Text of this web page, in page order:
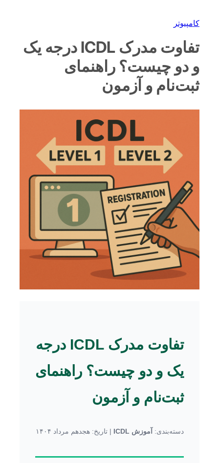
کامپیوتر
تفاوت مدرک ICDL درجه یک
و دو چیست؟ راهنمای
ثبت‌نام و آزمون
تفاوت مدرک ICDL درجه
یک و دو چیست؟ راهنمای
ثبت‌نام و آزمون
دسته‌بندی: آموزش ICDL | تاریخ: هجدهم مرداد ۱۴۰۴